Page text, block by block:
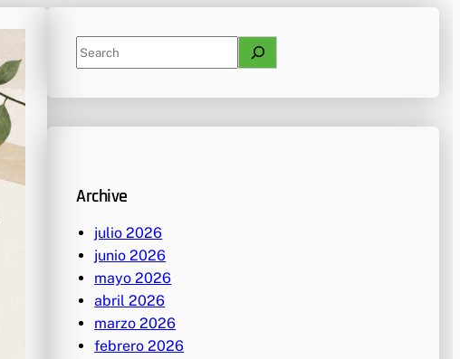
S
e
Archive
julio 2026
junio 2026
mayo 2026
abril 2026
marzo 2026
febrero 2026